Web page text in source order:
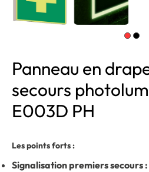
Panneau en
secours
E003D PH
Les points forts :
Signalisation premiers secours :